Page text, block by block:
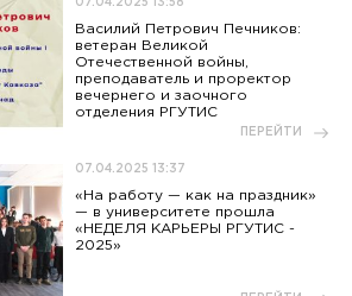
07.04.2025 13:58
Василий Петрович Печников:
ветеран Великой
Отечественной войны,
преподаватель и проректор
вечернего и заочного
отделения РГУТИС
ПЕРЕЙТИ
07.04.2025 13:37
«На работу — как на праздник»
— в университете прошла
«НЕДЕЛЯ КАРЬЕРЫ РГУТИС -
2025»